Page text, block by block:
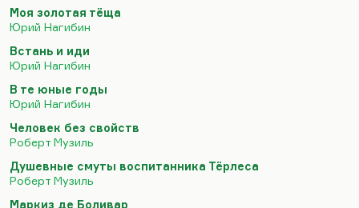
исповедальности. Кстати, это лучшее, что
написано на русском языке об эротике, мне
кажется. Еще к этому примыкает ранняя
сравнительно вещь «В те юные годы» про Оську
Роскина. Все, что сказано об этой прекрасной,
удивительной генерации, об этом поколении
русских модернистов 40-го года, это поколение
ифлийское вообще самое интересное. И для этой
молодежи любовь (даже физическая) была…
Моя золотая тёща
Юрий Нагибин
Встань и иди
Юрий Нагибин
В те юные годы
Юрий Нагибин
Человек без свойств
Роберт Музиль
Душевные смуты воспитанника Тёрлеса
Роберт Музиль
Маркиз де Боливар